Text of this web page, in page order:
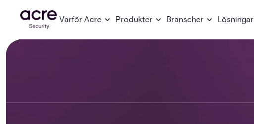
Varför Acre Produkter Branscher Lösningar